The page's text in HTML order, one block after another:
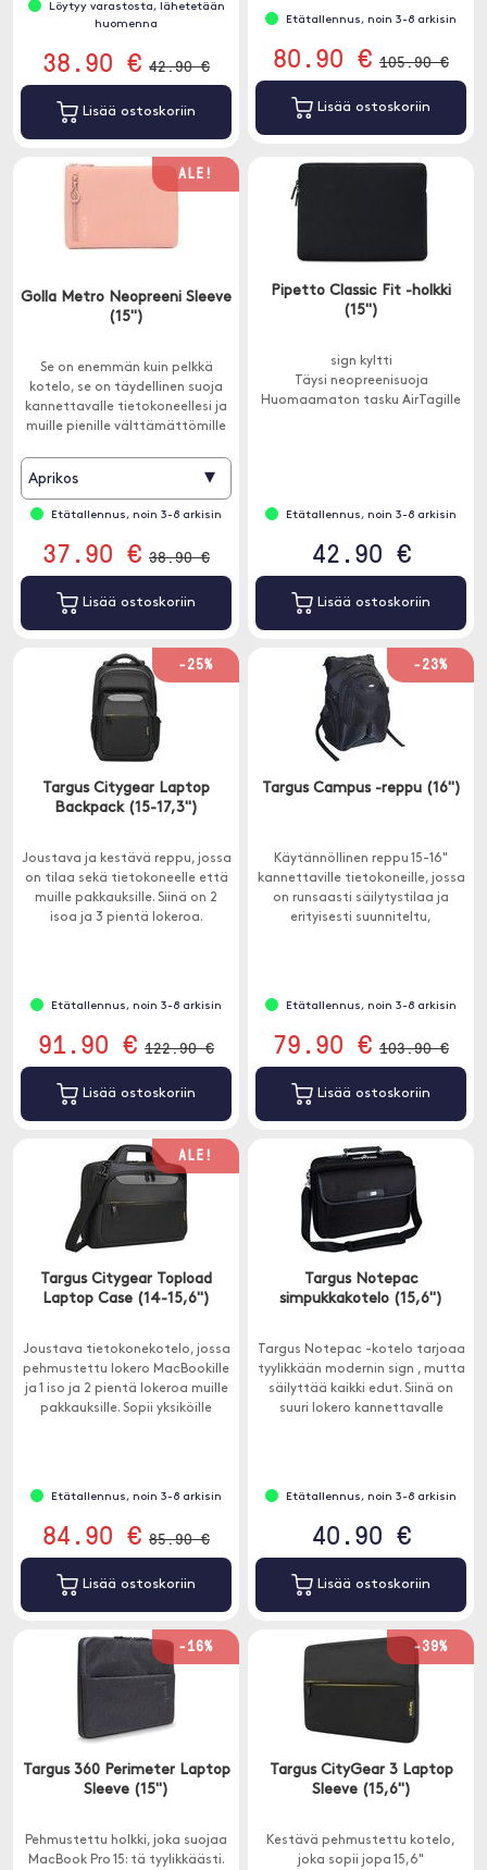
Löytyy varastosta, lähetetään
huomenna
38.90 € 42.90 €
Lisää ostoskoriin
Etätallennus, noin 3-8 arkisin
80.90 € 105.90 €
Lisää ostoskoriin
ALE!
Golla Metro Neopreeni Sleeve
(15")
Se on enemmän kuin pelkkä
kotelo, se on täydellinen suoja
kannettavalle tietokoneellesi ja
muille pienille välttämättömille
Aprikos ▾
Etätallennus, noin 3-8 arkisin
37.90 € 38.90 €
Lisää ostoskoriin
Pipetto Classic Fit -holkki
(15")
sign kyltti
Täysi neopreenisuoja
Huomaamaton tasku AirTagille
Etätallennus, noin 3-8 arkisin
42.90 €
Lisää ostoskoriin
-25%
Targus Citygear Laptop
Backpack (15-17,3")
Joustava ja kestävä reppu, jossa
on tilaa sekä tietokoneelle että
muille pakkauksille. Siinä on 2
isoa ja 3 pientä lokeroa.
Etätallennus, noin 3-8 arkisin
91.90 € 122.90 €
Lisää ostoskoriin
-23%
Targus Campus -reppu (16")
Käytännöllinen reppu 15-16"
kannettaville tietokoneille, jossa
on runsaasti säilytystilaa ja
erityisesti suunniteltu,
Etätallennus, noin 3-8 arkisin
79.90 € 103.90 €
Lisää ostoskoriin
ALE!
Targus Citygear Topload
Laptop Case (14-15,6")
Joustava tietokonekotelo, jossa
pehmustettu lokero MacBookille
ja 1 iso ja 2 pientä lokeroa muille
pakkauksille. Sopii yksiköille
Etätallennus, noin 3-8 arkisin
84.90 € 85.90 €
Lisää ostoskoriin
Targus Notepac
simpukkakotelo (15,6")
Targus Notepac -kotelo tarjoaa
tyylikkään modernin sign , mutta
säilyttää kaikki edut. Siinä on
suuri lokero kannettavalle
Etätallennus, noin 3-8 arkisin
40.90 €
Lisää ostoskoriin
-16%
Targus 360 Perimeter Laptop
Sleeve (15")
Pehmustettu holkki, joka suojaa
MacBook Pro 15: tä tyylikkäästi.
-39%
Targus CityGear 3 Laptop
Sleeve (15,6")
Kestävä pehmustettu kotelo,
joka sopii jopa 15,6"